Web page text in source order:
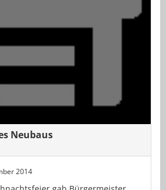
Neubaus
2014